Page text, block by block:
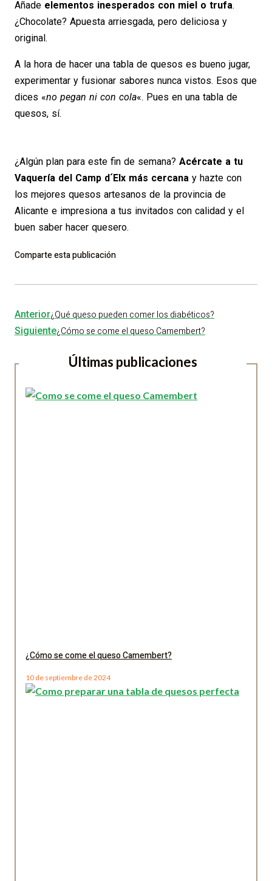
Añade elementos inesperados con miel o trufa.
¿Chocolate? Apuesta arriesgada, pero deliciosa y
original.
A la hora de hacer una tabla de quesos es bueno jugar,
experimentar y fusionar sabores nunca vistos. Esos que
dices «no pegan ni con cola«. Pues en una tabla de
quesos, sí.
¿Algún plan para este fin de semana? Acércate a tu
Vaquería del Camp d´Elx más cercana y hazte con
los mejores quesos artesanos de la provincia de
Alicante e impresiona a tus invitados con calidad y el
buen saber hacer quesero.
Comparte esta publicación
Anterior¿Qué queso pueden comer los diabéticos?
Siguiente¿Cómo se come el queso Camembert?
Últimas publicaciones
¿Cómo se come el queso Camembert?
10 de septiembre de 2024